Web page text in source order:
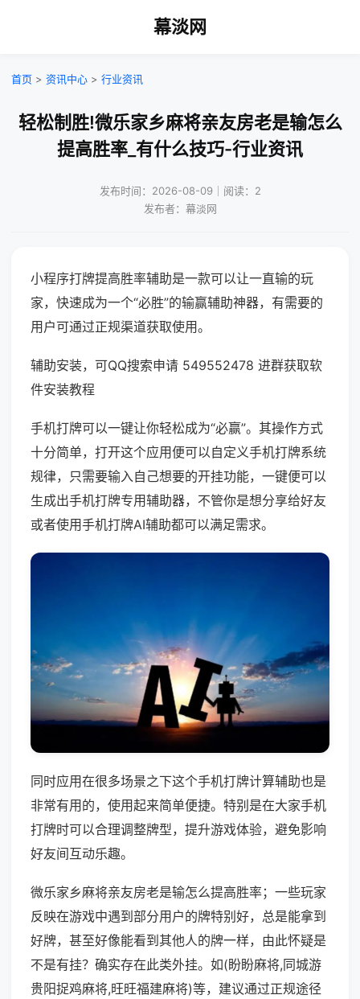
幕淡网
首页 > 资讯中心 > 行业资讯
轻松制胜!微乐家乡麻将亲友房老是输怎么
提高胜率_有什么技巧-行业资讯
发布时间：2026-08-09｜阅读：2
发布者：幕淡网
小程序打牌提高胜率辅助是一款可以让一直输的玩
家，快速成为一个“必胜”的输赢辅助神器，有需要的
用户可通过正规渠道获取使用。
辅助安装，可QQ搜索申请 549552478 进群获取软
件安装教程
手机打牌可以一键让你轻松成为“必赢”。其操作方式
十分简单，打开这个应用便可以自定义手机打牌系统
规律，只需要输入自己想要的开挂功能，一键便可以
生成出手机打牌专用辅助器，不管你是想分享给好友
或者使用手机打牌AI辅助都可以满足需求。
同时应用在很多场景之下这个手机打牌计算辅助也是
非常有用的，使用起来简单便捷。特别是在大家手机
打牌时可以合理调整牌型，提升游戏体验，避免影响
好友间互动乐趣。
微乐家乡麻将亲友房老是输怎么提高胜率；一些玩家
反映在游戏中遇到部分用户的牌特别好，总是能拿到
好牌，甚至好像能看到其他人的牌一样，由此怀疑是
不是有挂？确实存在此类外挂。如(盼盼麻将,同城游
贵阳捉鸡麻将,旺旺福建麻将)等，建议通过正规途径